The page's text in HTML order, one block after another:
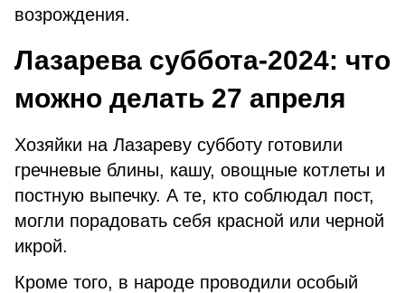
возрождения.
Лазарева суббота-2024: что
можно делать 27 апреля
Хозяйки на Лазареву субботу готовили
гречневые блины, кашу, овощные котлеты и
постную выпечку. А те, кто соблюдал пост,
могли порадовать себя красной или черной
икрой.
Кроме того, в народе проводили особый